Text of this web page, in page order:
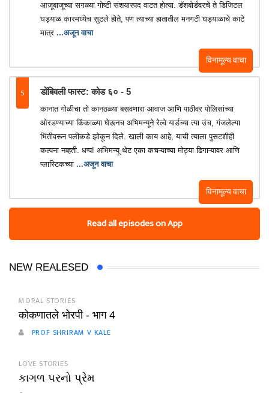
विनामूल्य वाचा
आजूबाजूच्या सगळ्या गोष्टी संशयास्पद वाटत होत्या. डॅशबोर्डवरचे ते डिजिटल
घड्याळ कारमध्येच सुटले होते, पण त्याच्या हातातील मनगटी घड्याळाचे काटे
मात्र ...अजून वाचा
5 डोंबिवली फास्ट: कोड ६० - 5
विनामूल्य वाचा
कानात गोळीचा तो कानठळ्या बसवणारा आवाज आणि पाठीवर पोलिसांच्या
ओरडण्याच्या किंकाळ्या घेऊनच अभिमन्यूने रेल्वे यार्डच्या त्या उंच, गंजलेल्या
भिंतीवरून पलीकडे झोकून दिले. खाली काय आहे, याची त्याला पुसटशीही
कल्पना नव्हती. धप्प! अभिमन्यू थेट एका कचऱ्याच्या मोठ्या ढिगाऱ्यावर आणि
प्लास्टिकच्या ...अजून वाचा
Read all episodes on App
NEW REALESED
MORAL STORIES
कोकणातले भोरपी - भाग 4
PROF SHRIRAM V KALE
LOVE STORIES
કાગળ પરનો પ્રેમ